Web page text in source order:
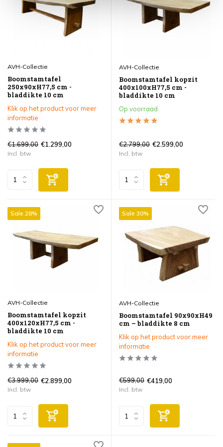
AVH-Collectie
Boomstamtafel
250x90xH77,5 cm -
bladdikte 10 cm
Klik op het product voor meer
informatie
€1.699,00 €1.299,00
Incl. btw
AVH-Collectie
Boomstamtafel kopzit
400x100xH77,5 cm -
bladdikte 10 cm
Op voorraad
€2.799,00 €2.599,00
Incl. btw
Sale 28%
AVH-Collectie
Boomstamtafel kopzit
400x120xH77,5 cm -
bladdikte 10 cm
Klik op het product voor meer
informatie
€3.999,00 €2.899,00
Incl. btw
Sale 30%
AVH-Collectie
Boomstamtafel 90x90xH49
cm – bladdikte 8 cm
Klik op het product voor meer
informatie
€599,00 €419,00
Incl. btw